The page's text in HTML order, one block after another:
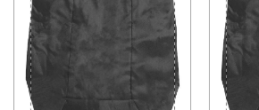
ID PLOČICA
TERMOSI
BOCE